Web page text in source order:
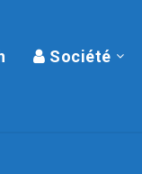
Société